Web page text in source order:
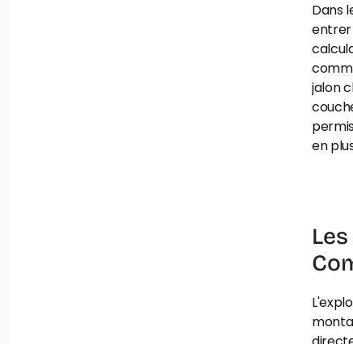
Dans
entrer
jalon
en